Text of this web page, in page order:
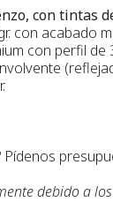
con tintas
con acabado
con perfil de
debido a